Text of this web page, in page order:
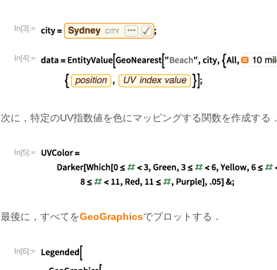
In[3]:=
In[4]:=
次に，特定のUV指数値を色にマッピングする関数を作成する．
In[5]:=
最後に，すべてをGeoGraphicsでプロットする．
In[6]:=